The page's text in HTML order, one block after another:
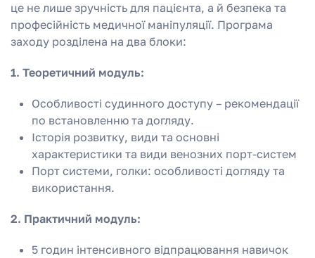
це не лише зручність для пацієнта, а й безпека та
професійність медичної маніпуляції. Програма
заходу розділена на два блоки:
1. Теоретичний модуль:
Особливості судинного доступу – рекомендації
по встановленню та догляду.
Історія розвитку, види та основні
характеристики та види венозних порт-систем
Порт системи, голки: особливості догляду та
використання.
2. Практичний модуль:
5 годин інтенсивного відпрацювання навичок